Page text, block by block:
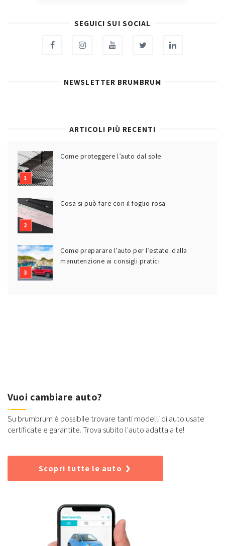
SEGUICI SUI SOCIAL
NEWSLETTER BRUMBRUM
ARTICOLI PIÙ RECENTI
Come proteggere l’auto dal sole
Cosa si può fare con il foglio rosa
Come preparare l’auto per l’estate: dalla
manutenzione ai consigli pratici
Vuoi cambiare auto?
Su brumbrum è possibile trovare tanti modelli di auto usate
certificate e garantite. Trova subito l'auto adatta a te!
Scopri tutte le auto